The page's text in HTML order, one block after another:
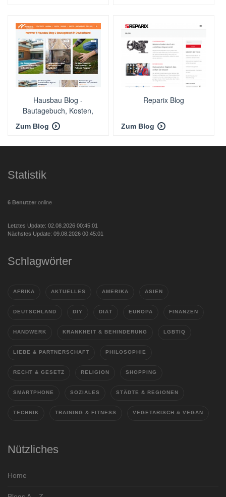
Hausbau Blog -
Bautagebuch, Kosten,
Erfahrungsberichte
Zum Blog
Reparix Blog
Zum Blog
Statistik
6 Benutzer online
Letztes Update: 02.08.2026 00:45:01
Nächstes Update: 09.08.2026 00:45:01
Schlagwörter
AFRIKA AKTUELLES AMERIKA ASIEN
DEUTSCHLAND DIY DIÄT EUROPA FINANZEN
HANDWERK KRANKHEIT & BEHINDERUNG LGBTIQ
LIEBE & PARTNERSCHAFT PHILOSOPHIE
RECHT & GESETZ RELIGION SHOPPING
SMARTPHONE SOZIALES STÄDTE & REGIONEN
TECHNIK TRAINING & FITNESS VEGETARISCH & VEGAN
Nützliches
Home